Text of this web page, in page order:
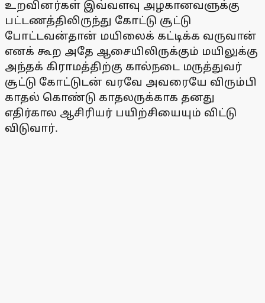
உறவினர்கள் இவ்வளவு அழகானவளுக்கு
பட்டணத்திலிருந்து கோட்டு சூட்டு
போட்டவன்தான் மயிலைக் கட்டிக்க வருவான்
எனக் கூற அதே ஆசையிலிருக்கும் மயிலுக்கு
அந்தக் கிராமத்திற்கு கால்நடை மருத்துவர்
சூட்டு கோட்டுடன் வரவே அவரையே விரும்பி
காதல் கொண்டு காதலருக்காக தனது
எதிர்கால ஆசிரியர் பயிற்சியையும் விட்டு
விடுவார்.